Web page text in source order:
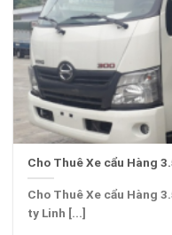
Cho Thuê Xe cẩu Hàng
Cho Thuê Xe cẩu Hàng
ty Linh [...]